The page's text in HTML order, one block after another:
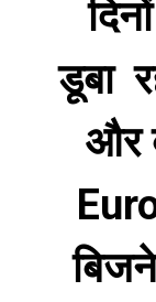
डूबा
और